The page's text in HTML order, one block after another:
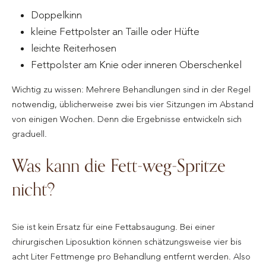
Doppelkinn
kleine Fettpolster an Taille oder Hüfte
leichte Reiterhosen
Fettpolster am Knie oder inneren Oberschenkel
Wichtig zu wissen: Mehrere Behandlungen sind in der Regel
notwendig, üblicherweise zwei bis vier Sitzungen im Abstand
von einigen Wochen. Denn die Ergebnisse entwickeln sich
graduell.
Was kann die Fett-weg-Spritze
nicht?
Sie ist kein Ersatz für eine Fettabsaugung. Bei einer
chirurgischen Liposuktion können schätzungsweise vier bis
acht Liter Fettmenge pro Behandlung entfernt werden. Also